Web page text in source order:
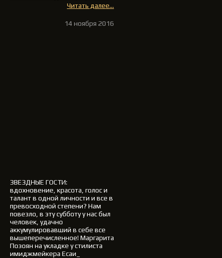
Читать далее...
14 ноября 2016
ЗВЕЗДНЫЕ ГОСТИ:
вдохновение, красота, голос и
талант в одной личности и все в
превосходной степени? Нам
повезло, в эту субботу у нас был
человек, удачно
аккумулировавший в себе все
вышеперечисленное! Маргарита
Позоян на укладке у стилиста
имиджмейкера Есаи_